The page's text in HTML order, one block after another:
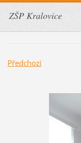
ZŠP Kralovice
Předchozí